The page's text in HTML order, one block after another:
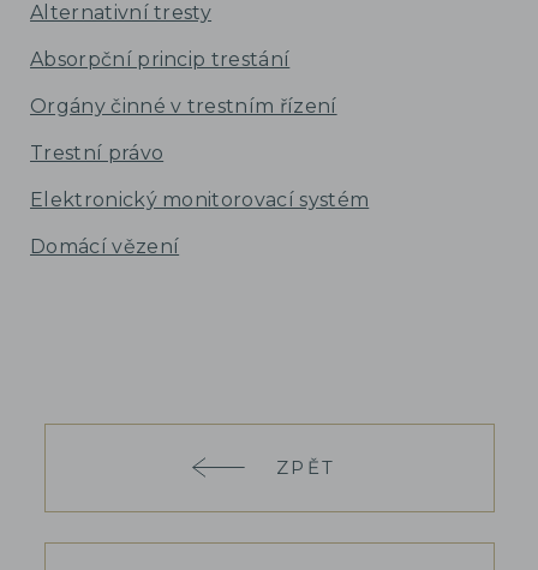
Alternativní tresty
Absorpční princip trestání
Orgány činné v trestním řízení
Trestní právo
Elektronický monitorovací systém
Domácí vězení
ZPĚT